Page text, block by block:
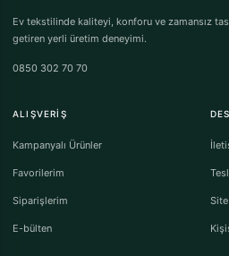
Ev tekstilinde kaliteyi, konforu ve zamansız
getiren yerli üretim deneyimi.
0850 302 70 70
ALIŞVERIŞ
Kampanyalı Ürünler
Favorilerim
Siparişlerim
E-bülten
Site